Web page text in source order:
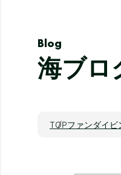
Blog
海ブロ
TOPファンダイビ